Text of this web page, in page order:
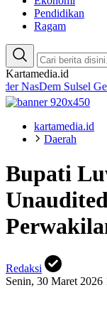
Pendidikan
Ragam
Kartamedia.id
Sulsel Gelar Aksi
kartamedia.id
Daerah
Bupati
Redaksi
Senin, 30 Maret 2026